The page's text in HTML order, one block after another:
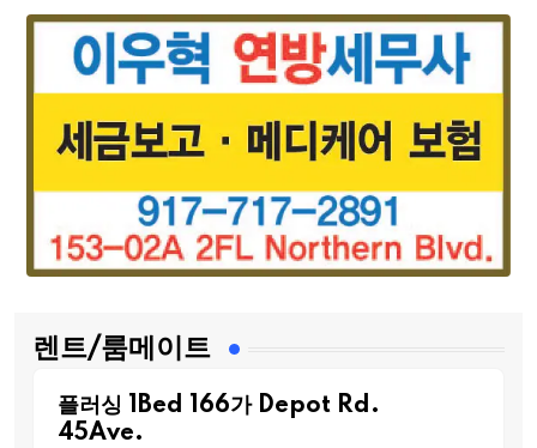
렌트/룸메이트
플러싱 1Bed 166가 Depot Rd.
45Ave.